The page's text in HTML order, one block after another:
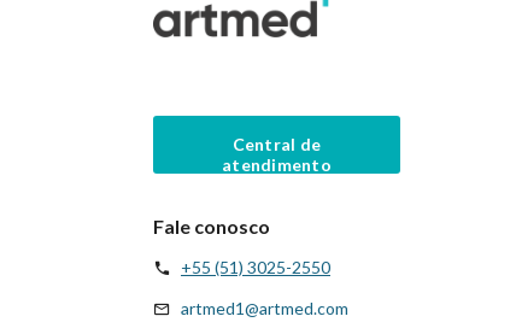
Central de
atendimento
Fale conosco
+55 (51) 3025-2550
artmed1@artmed.com